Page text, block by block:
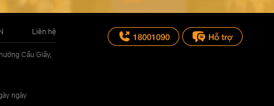
Liên hệ
Cầu Giấy,
ngày